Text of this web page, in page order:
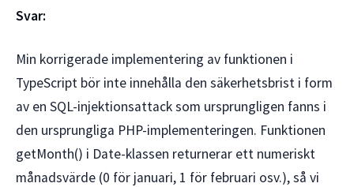
Svar:
Min korrigerade implementering av funktionen i
TypeScript bör inte innehålla den säkerhetsbrist i form
av en SQL-injektionsattack som ursprungligen fanns i
den ursprungliga PHP-implementeringen. Funktionen
getMonth() i Date-klassen returnerar ett numeriskt
månadsvärde (0 för januari, 1 för februari osv.), så vi